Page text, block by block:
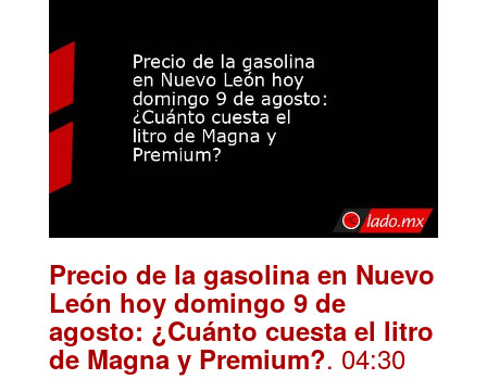
Precio de la gasolina en Nuevo
León hoy domingo 9 de
agosto: ¿Cuánto cuesta el litro
de Magna y Premium?. 04:30